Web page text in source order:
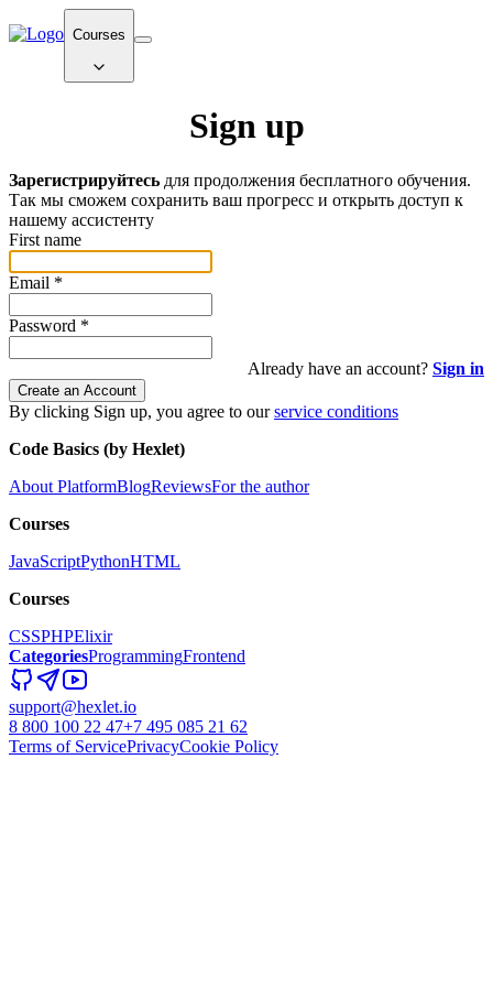
Courses
Sign up
Зарегистрируйтесь для продолжения бесплатного обучения.
Так мы сможем сохранить ваш прогресс и открыть доступ к
нашему ассистенту
First name
Email *
Password *
Already have an account? Sign in
Create an Account
By clicking Sign up, you agree to ourservice conditions
Code Basics (by Hexlet)
About PlatformBlogReviewsFor the author
Courses
JavaScriptPythonHTML
Courses
CSSPHPElixir
CategoriesProgrammingFrontend
support@hexlet.io
8 800 100 22 47+7 495 085 21 62
Terms of ServicePrivacyCookie Policy